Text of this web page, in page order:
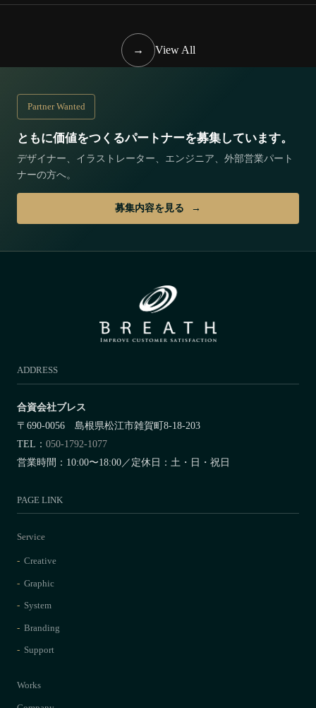
→ View All
Partner Wanted
ともに価値をつくるパートナーを募集しています。
デザイナー、イラストレーター、エンジニア、外部営業パート
ナーの方へ。
募集内容を見る
ADDRESS
合資会社ブレス
〒690-0056 島根県松江市雑賀町8-18-203
TEL： 050-1792-1077
営業時間：10:00〜18:00／定休日：土・日・祝日
PAGE LINK
Service
Creative
Graphic
System
Branding
Support
Works